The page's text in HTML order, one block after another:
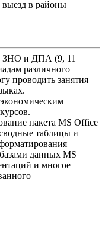
выезд в районы
ЗНО и ДПА (9, 11
различного
проводить занятия
пакета MS Office
таблицы и
данных MS
и многое